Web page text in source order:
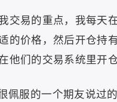
交易的重点，我每天
的价格，然后开仓持
他们的交易系统里开
佩服的一个期友说过